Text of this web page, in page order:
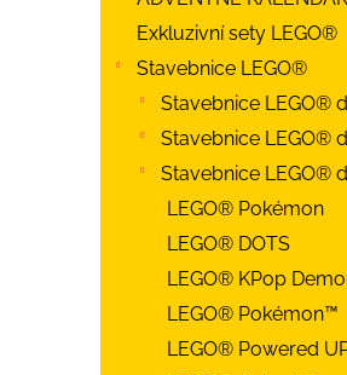
Exkluzivní sety LEGO®
Stavebnice LEGO®
Stavebnice LEGO®
Stavebnice LEGO®
Stavebnice LEGO®
LEGO® Pokémon
LEGO® DOTS
LEGO® KPop
LEGO® Pokémon™
LEGO® Powered